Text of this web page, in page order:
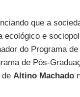
que a
ecológico e
do Programa
de Pós-
de Altino Machado